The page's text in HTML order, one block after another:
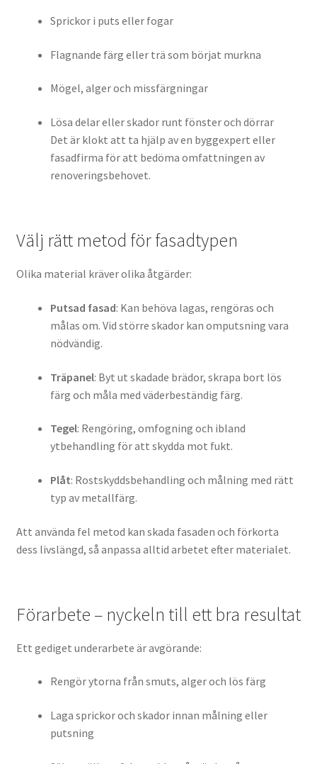
Sprickor i puts eller fogar
Flagnande färg eller trä som börjat murkna
Mögel, alger och missfärgningar
Lösa delar eller skador runt fönster och dörrar
Det är klokt att ta hjälp av en byggexpert eller
fasadfirma för att bedöma omfattningen av
renoveringsbehovet.
Välj rätt metod för fasadtypen
Olika material kräver olika åtgärder:
Putsad fasad: Kan behöva lagas, rengöras och
målas om. Vid större skador kan omputsning vara
nödvändig.
Träpanel: Byt ut skadade brädor, skrapa bort lös
färg och måla med väderbeständig färg.
Tegel: Rengöring, omfogning och ibland
ytbehandling för att skydda mot fukt.
Plåt: Rostskyddsbehandling och målning med rätt
typ av metallfärg.
Att använda fel metod kan skada fasaden och förkorta
dess livslängd, så anpassa alltid arbetet efter materialet.
Förarbete – nyckeln till ett bra resultat
Ett gediget underarbete är avgörande:
Rengör ytorna från smuts, alger och lös färg
Laga sprickor och skador innan målning eller
putsning